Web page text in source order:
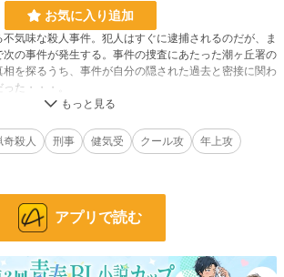
お気に入り追加
気味な殺人事件。犯人はすぐに逮捕されるのだが、ま
の事件が発生する。事件の捜査にあたった潮ヶ丘署の
を探るうち、事件が自分の隠された過去と密接に関わ
た・・・。
要素もありつつ、小柄な若手美筋肉刑事が駆けまわりま
り。わりと長編。謎多き人物に翻弄される若き刑事の
官の制服が好き！って人には、オススメです。
頃（今でもそうですが・・・）に書いた話ですので、
です。
/ 228,742 件
/ 31,416 件
奇殺人 刑事 健気受 クール攻
年上攻
アプリで読む